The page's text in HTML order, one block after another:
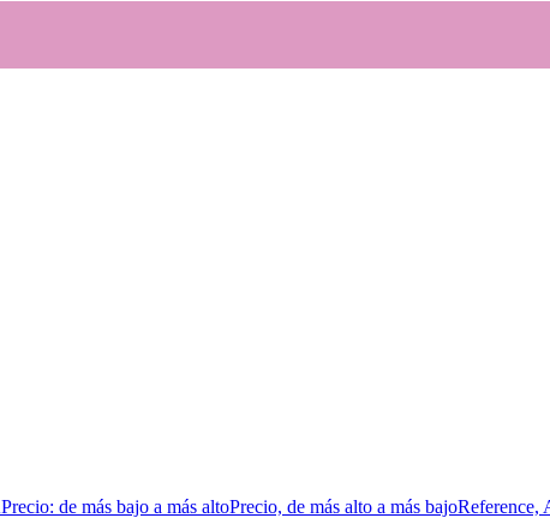
Precio: de más bajo a más altoPrecio, de más alto a más bajoReference,